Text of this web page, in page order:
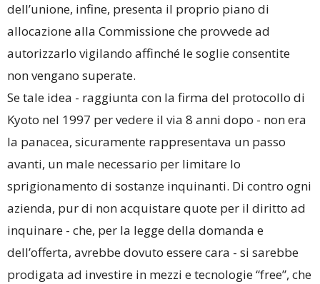
dell’unione, infine, presenta il proprio piano di
allocazione alla Commissione che provvede ad
autorizzarlo vigilando affinché le soglie consentite
non vengano superate.
Se tale idea - raggiunta con la firma del protocollo di
Kyoto nel 1997 per vedere il via 8 anni dopo - non era
la panacea, sicuramente rappresentava un passo
avanti, un male necessario per limitare lo
sprigionamento di sostanze inquinanti. Di contro ogni
azienda, pur di non acquistare quote per il diritto ad
inquinare - che, per la legge della domanda e
dell’offerta, avrebbe dovuto essere cara - si sarebbe
prodigata ad investire in mezzi e tecnologie “free”, che